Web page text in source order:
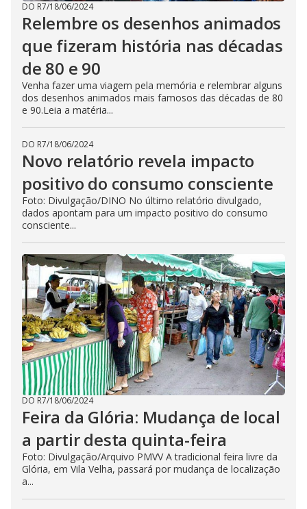
DO R7/18/06/2024
Relembre os desenhos animados
que fizeram história nas décadas
de 80 e 90
Venha fazer uma viagem pela memória e relembrar alguns
dos desenhos animados mais famosos das décadas de 80
e 90.Leia a matéria...
DO R7/18/06/2024
Novo relatório revela impacto
positivo do consumo consciente
Foto: Divulgação/DINO No último relatório divulgado,
dados apontam para um impacto positivo do consumo
consciente...
DO R7/18/06/2024
Feira da Glória: Mudança de local
a partir desta quinta-feira
Foto: Divulgação/Arquivo PMVV A tradicional feira livre da
Glória, em Vila Velha, passará por mudança de localização
a...